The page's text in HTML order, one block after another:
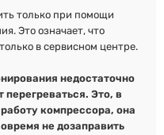
только при помощи
Это означает, что
в сервисном центре.
недостаточно
перегреваться. Это, в
компрессора, она
не дозаправить